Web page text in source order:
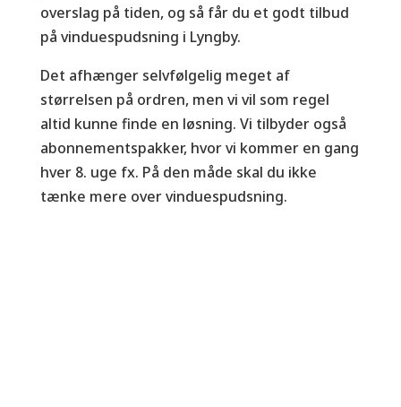
overslag på tiden, og så får du et godt tilbud
på vinduespudsning i Lyngby.
Det afhænger selvfølgelig meget af
størrelsen på ordren, men vi vil som regel
altid kunne finde en løsning. Vi tilbyder også
abonnementspakker, hvor vi kommer en gang
hver 8. uge fx. På den måde skal du ikke
tænke mere over vinduespudsning.